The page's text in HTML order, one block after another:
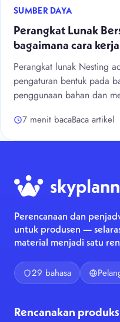
SUMBER DAYA
Perangkat Lunak
bagaimana cara
Perangkat lunak Nesting
pengaturan bentuk pada
penggunaan bahan dan
7 menit bacaBaca artikel
Perencanaan dan
untuk produsen —
material menjadi satu
29 bahasa
Rencanakan